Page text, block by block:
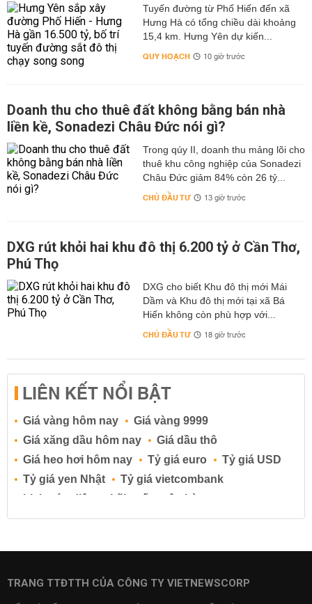
Tuyến đường từ Phố Hiến đến xã
Hưng Hà có tổng chiều dài khoảng
15,4 km. Hưng Yên dự kiến...
QUY HOẠCH 10 giờ trước
Doanh thu cho thuê đất không bằng bán nhà
liền kề, Sonadezi Châu Đức nói gì?
Trong qúy II, doanh thu mảng lõi cho
thuê khu công nghiệp của Sonadezi
Châu Đức giảm 84% còn 26 tỷ...
CHỦ ĐẦU TƯ 13 giờ trước
DXG rút khỏi hai khu đô thị 6.200 tỷ ở Cần Thơ,
Phú Thọ
DXG cho biết Khu đô thị mới Mái
Dầm và Khu đô thị mới tại xã Bá
Hiến không còn phù hợp với...
CHỦ ĐẦU TƯ 18 giờ trước
LIÊN KẾT NỔI BẬT
Giá vàng hôm nay
Giá vàng 9999
Giá xăng dầu hôm nay
Giá dầu thô
Giá heo hơi hôm nay
Tỷ giá euro
Tỷ giá USD
Tỷ giá yen Nhật
Tỷ giá vietcombank
Lịch cúp điện
Lãi suất ngân hàng
Lãi suất tiết kiệm
Lãi suất tiền gửi
Lãi suất ngân hàng BIDV
TRANG TTĐTTH CỦA CÔNG TY VIETNEWSCORP